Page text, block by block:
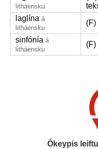
litháensku
laglína á
litháensku
sinfónía á
litháensku
Ókeypis